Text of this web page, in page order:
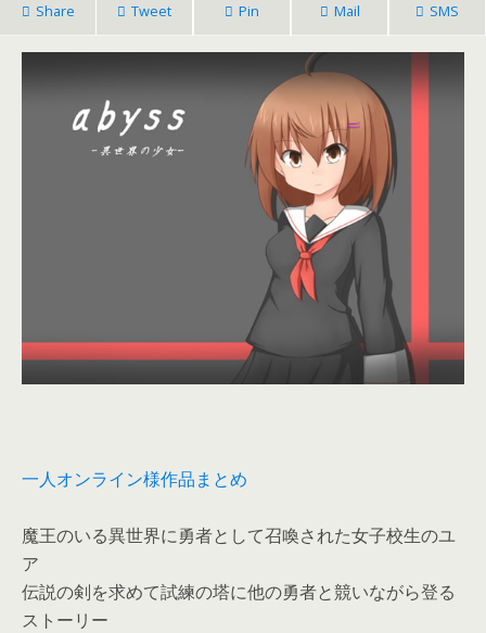
Share Tweet Pin Mail SMS
一人オンライン様作品まとめ
魔王のいる異世界に勇者として召喚された女子校生のユ
ア
伝説の剣を求めて試練の塔に他の勇者と競いながら登る
ストーリー